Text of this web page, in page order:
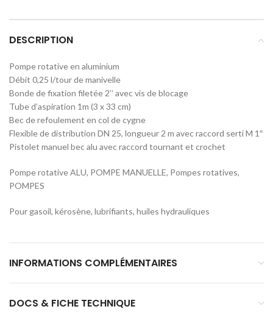
DESCRIPTION
Pompe rotative en aluminium
Débit 0,25 l/tour de manivelle
Bonde de fixation filetée 2’’ avec vis de blocage
Tube d’aspiration 1m (3 x 33 cm)
Bec de refoulement en col de cygne
Flexible de distribution DN 25, longueur 2 m avec raccord serti M 1″
Pistolet manuel bec alu avec raccord tournant et crochet
Pompe rotative ALU, POMPE MANUELLE, Pompes rotatives,
POMPES
Pour gasoil, kérosène, lubrifiants, huiles hydrauliques
INFORMATIONS COMPLÉMENTAIRES
DOCS & FICHE TECHNIQUE